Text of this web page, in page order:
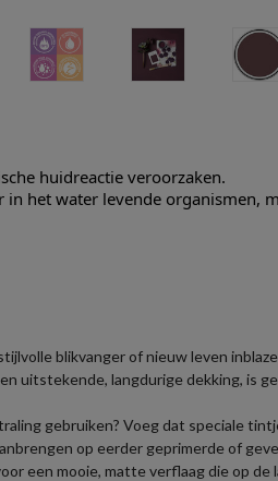
huidreactie veroorzaken.
in het water levende organismen,
blikvanger of nieuw leven
uitstekende, langdurige dekking, is
gebruiken? Voeg dat speciale
op eerder geprimerde of
een mooie, matte verflaag die op